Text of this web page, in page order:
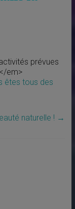
prévues
em>
êtes tous des
naturelle ! →